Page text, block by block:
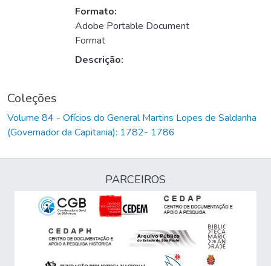
Formato:
Adobe Portable Document
Format
Descrição:
Coleções
Volume 84 - Ofícios do General Martins Lopes de Saldanha
(Governador da Capitania): 1782- 1786
PARCEIROS